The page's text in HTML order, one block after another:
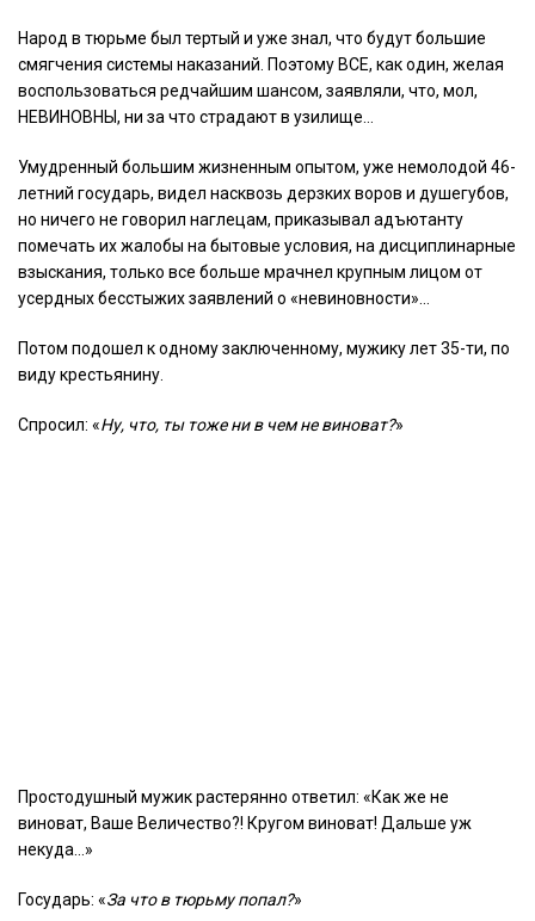
Народ в тюрьме был тертый и уже знал, что будут большие
смягчения системы наказаний. Поэтому ВСЕ, как один, желая
воспользоваться редчайшим шансом, заявляли, что, мол,
НЕВИНОВНЫ, ни за что страдают в узилище…
Умудренный большим жизненным опытом, уже немолодой 46-
летний государь, видел насквозь дерзких воров и душегубов,
но ничего не говорил наглецам, приказывал адъютанту
помечать их жалобы на бытовые условия, на дисциплинарные
взыскания, только все больше мрачнел крупным лицом от
усердных бесстыжих заявлений о «невиновности»…
Потом подошел к одному заключенному, мужику лет 35-ти, по
виду крестьянину.
Спросил: «Ну, что, ты тоже ни в чем не виноват?»
Простодушный мужик растерянно ответил: «Как же не
виноват, Ваше Величество?! Кругом виноват! Дальше уж
некуда…»
Государь: «За что в тюрьму попал?»